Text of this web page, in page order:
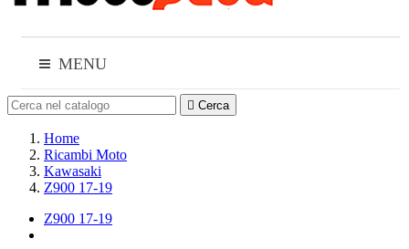
MENU
 Cerca
Home
Ricambi Moto
Kawasaki
Z900 17-19
Z900 17-19